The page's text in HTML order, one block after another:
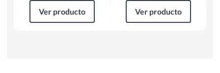
Ver producto Ver producto